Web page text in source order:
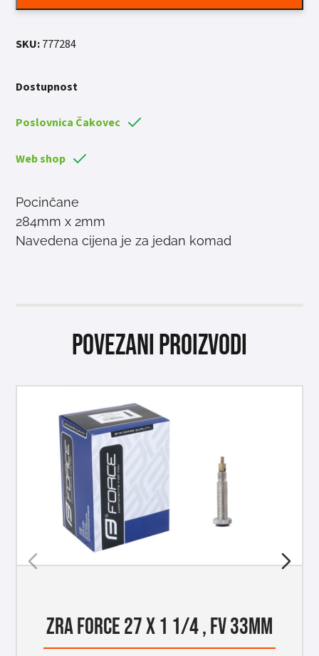
2MMX284MM
SKU:777284
Dostupnost
Poslovnica Čakovec
Web shop
Pocinčane
284mm x 2mm
Navedena cijena je za jedan komad
Povezani proizvodi
ZRA FORCE 27 X 1 1/4 , FV 33MM